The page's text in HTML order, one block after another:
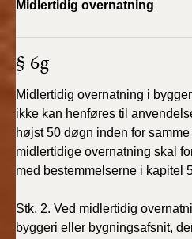
BR18 (4/7-31/12
BR18 (1/1-4/7 2019)
BR18 (1/7-31/12
2018)
BR18 (1/1-30/6
2018)
BR15 (2015-2018)
Midlertidig overnatning
§ 6g
Midlertidig overnatning i
ikke kan henføres til
højst 50 døgn inden for
midlertidige overnatning skal
med bestemmelserne i kapitel
Stk. 2. Ved midlertidig
byggeri eller bygningsafsnit,